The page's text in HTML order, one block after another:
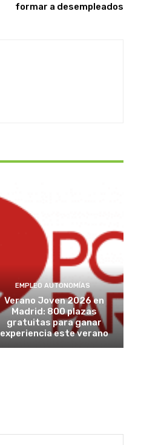
formar a desempleados
EMPLEO AUTONOMÍAS
Verano Joven 2026 en
Madrid: 800 plazas
gratuitas para ganar
experiencia este verano